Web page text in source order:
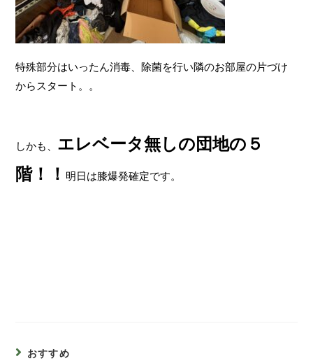
特殊部分はいったん消毒、除菌を行い隣のお部屋の片づけ
からスタート。。
しかも、 エレベータ無しの団地の５
階！！ 明日は膝爆発確定です。
おすすめ